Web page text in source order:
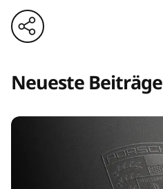
Neueste Beiträge